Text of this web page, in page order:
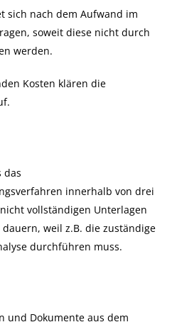
sich nach dem Aufwand im
soweit diese nicht durch
werden.
Kosten klären die
das
innerhalb von drei
vollständigen Unterlagen
weil z.B. die zuständige
durchführen muss.
und Dokumente aus dem